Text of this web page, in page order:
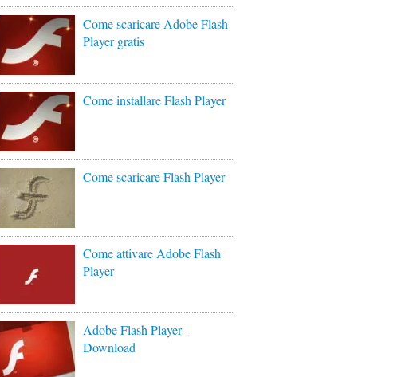
Come scaricare Adobe Flash
Player gratis
Come installare Flash Player
Come scaricare Flash Player
Come attivare Adobe Flash
Player
Adobe Flash Player –
Download